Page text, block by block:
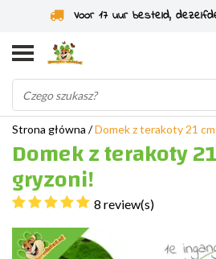
Voor 17 uur besteld, dezelfde
Strona główna /Domek z terakoty 21
Domek z terakoty
gryzoni!
8 review(s)